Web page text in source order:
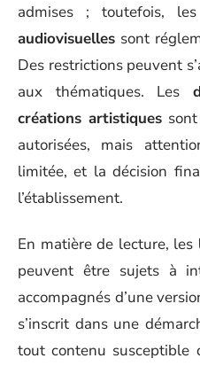
admises ; toutefois, les
audiovisuelles sont
Des restrictions peuvent
aux thématiques. Les
créations artistiquessont
autorisées, mais
limitée, et la décision
l’établissement.
En matière de lecture, les
peuvent être sujets à
accompagnés d’une
s’inscrit dans une
tout contenu susceptible